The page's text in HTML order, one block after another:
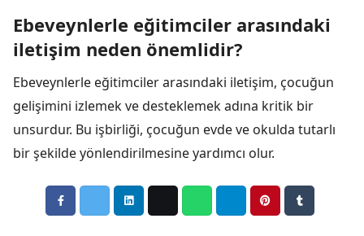
Ebeveynlerle eğitimciler arasındaki
iletişim neden önemlidir?
Ebeveynlerle eğitimciler arasındaki iletişim, çocuğun
gelişimini izlemek ve desteklemek adına kritik bir
unsurdur. Bu işbirliği, çocuğun evde ve okulda tutarlı
bir şekilde yönlendirilmesine yardımcı olur.